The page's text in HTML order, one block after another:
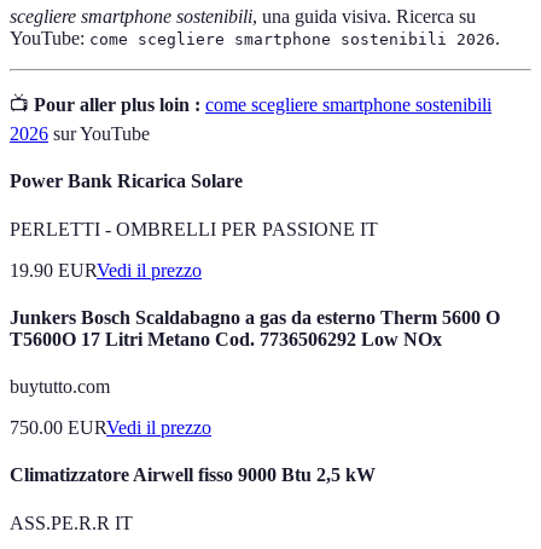
scegliere smartphone sostenibili, una guida visiva. Ricerca su
YouTube: come scegliere smartphone sostenibili 2026.
📺 Pour aller plus loin : come scegliere smartphone sostenibili
2026 sur YouTube
Power Bank Ricarica Solare
PERLETTI - OMBRELLI PER PASSIONE IT
19.90 EURVedi il prezzo
Junkers Bosch Scaldabagno a gas da esterno Therm 5600 O
T5600O 17 Litri Metano Cod. 7736506292 Low NOx
buytutto.com
750.00 EURVedi il prezzo
Climatizzatore Airwell fisso 9000 Btu 2,5 kW
ASS.PE.R.R IT